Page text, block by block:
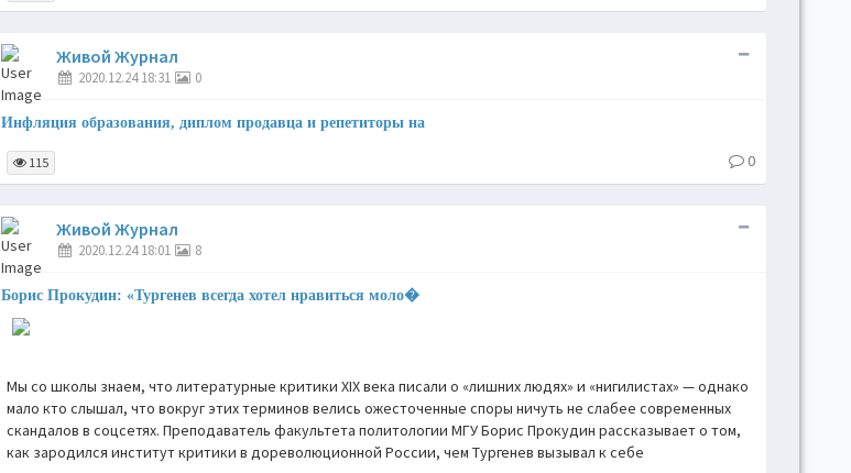
Живой Журнал
2020.12.24 18:31 0
Инфляция образования, диплом продавца и репетиторы на
115 0
Живой Журнал
2020.12.24 18:01 8
Борис Прокудин: «Тургенев всегда хотел нравиться моло�
Мы со школы знаем, что литературные критики XIX века писали о «лишних людях» и «нигилистах» — однако
мало кто слышал, что вокруг этих терминов велись ожесточенные споры ничуть не слабее современных
скандалов в соцсетях. Преподаватель факультета политологии МГУ Борис Прокудин рассказывает о том,
как зародился институт критики в дореволюционной России, чем Тургенев вызывал к себе